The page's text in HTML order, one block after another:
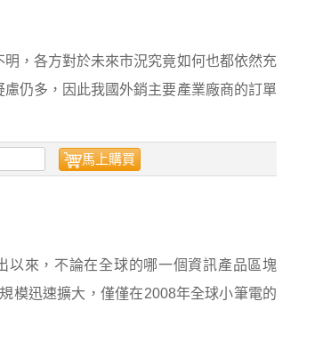
，各方對於未來市況究竟如何也都依然充
仍多，因此我國外銷主要產業廠商的訂單
馬上購買
以來，不論在全球的哪一個資訊產品區塊
模迅速擴大，僅僅在2008年全球小筆電的